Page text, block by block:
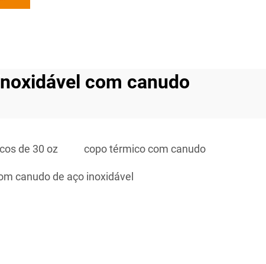
com canudo
de 30 oz copo térmico com canudo
canudo de aço inoxidável